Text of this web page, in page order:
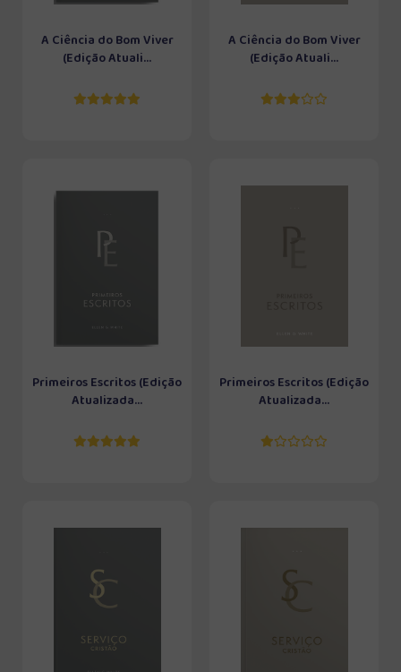
A Ciência do Bom Viver
(Edição Atuali...
A Ciência do Bom Viver
(Edição Atuali...
Primeiros Escritos (Edição
Atualizada...
Primeiros Escritos (Edição
Atualizada...